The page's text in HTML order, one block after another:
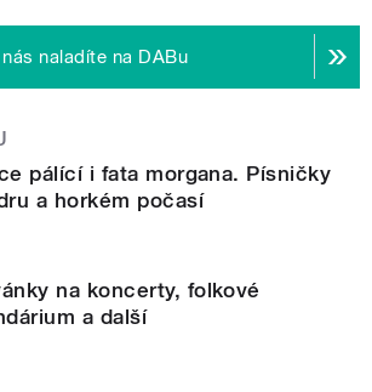
naladíte na DABu
pálící i fata morgana. Písničky
a horkém počasí
na koncerty, folkové
a další